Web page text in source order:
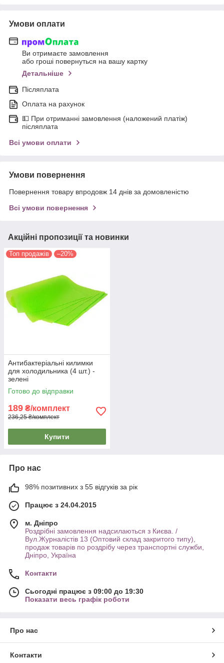
Умови оплати
Ви отримаєте замовлення
або гроші повернуться на вашу картку
Детальніше
Післяплата
Оплата на рахунок
💵 При отриманні замовлення (наложений платіж)
післяплата
Всі умови оплати
Умови повернення
Повернення товару впродовж 14 днів за домовленістю
Всі умови повернення
Акційні пропозиції та новинки
Топ продажів –20%
Антибактеріальні килимки
для холодильника (4 шт.) -
зелені
Готово до відправки
189 ₴/комплект
236,25 ₴/комплект
Купити
Про нас
98% позитивних з 55 відгуків за рік
Працює з 24.04.2015
м. Дніпро
Роздрібні замовлення надсилаються з Києва. /
Вул.Журналістів 13 (Оптовий склад закритого типу),
продаж товарів по роздрібу через транспортні служби,
Дніпро, Україна
Контакти
Сьогодні працює з 09:00 до 19:30
Показати весь графік роботи
Про нас
Контакти